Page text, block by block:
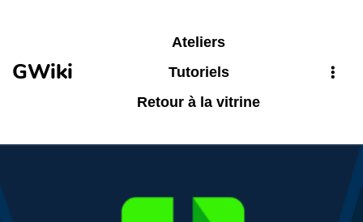
GWiki
Ateliers
Tutoriels
Retour à la vitrine